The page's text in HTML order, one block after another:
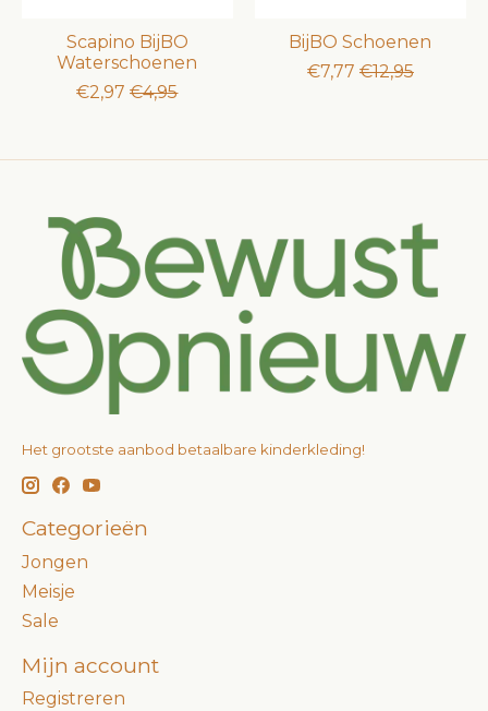
Scapino BijBO
Waterschoenen
€2,97 €4,95
BijBO Schoenen
€7,77 €12,95
Het grootste aanbod betaalbare kinderkleding!
Categorieën
Jongen
Meisje
Sale
Mijn account
Registreren